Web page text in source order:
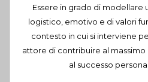
Essere in grado di
logistico, emotivo e di valori
contesto in cui si interviene
attore di contribuire al
al successo